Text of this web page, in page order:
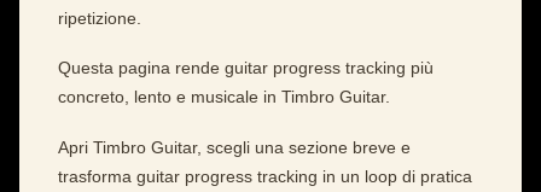
ripetizione.
Questa pagina rende guitar progress tracking più
concreto, lento e musicale in Timbro Guitar.
Apri Timbro Guitar, scegli una sezione breve e
trasforma guitar progress tracking in un loop di pratica